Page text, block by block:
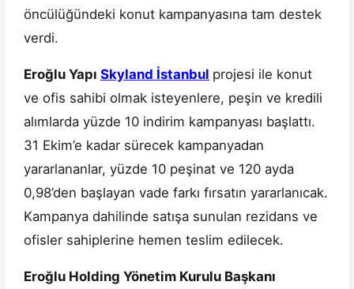
öncülüğündeki konut kampanyasına tam destek
verdi.
Eroğlu Yapı Skyland İstanbul projesi ile konut
ve ofis sahibi olmak isteyenlere, peşin ve kredili
alımlarda yüzde 10 indirim kampanyası başlattı.
31 Ekim’e kadar sürecek kampanyadan
yararlananlar, yüzde 10 peşinat ve 120 ayda
0,98’den başlayan vade farkı fırsatın yararlanıcak.
Kampanya dahilinde satışa sunulan rezidans ve
ofisler sahiplerine hemen teslim edilecek.
Eroğlu Holding Yönetim Kurulu Başkanı